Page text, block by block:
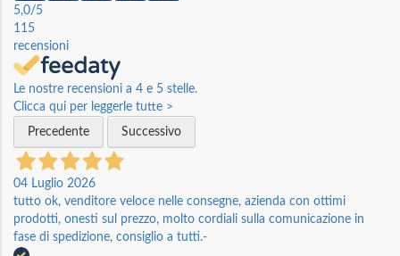
5,0/5
115
recensioni
Le nostre recensioni a 4 e 5 stelle.
Clicca qui per leggerle tutte >
Precedente
Successivo
04 Luglio 2026
tutto ok, venditore veloce nelle consegne, azienda con ottimi
prodotti, onesti sul prezzo, molto cordiali sulla comunicazione in
fase di spedizione, consiglio a tutti.-